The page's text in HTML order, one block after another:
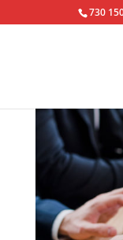
730